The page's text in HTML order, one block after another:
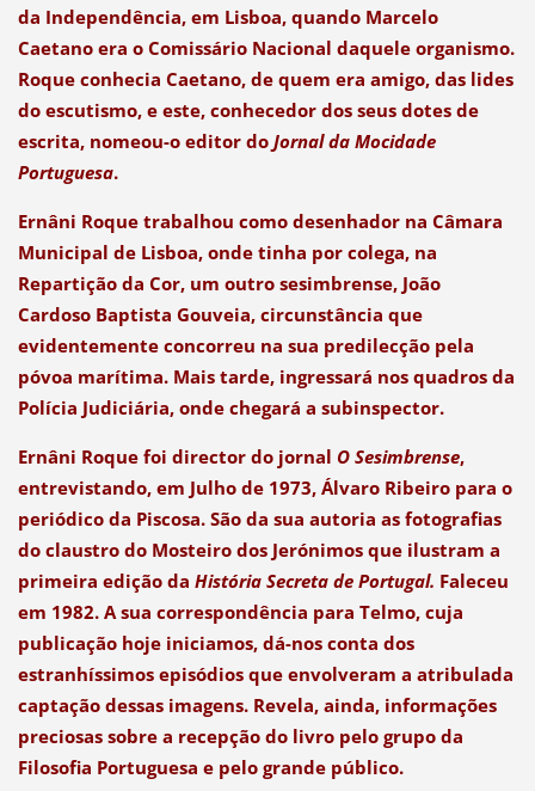
da Independência, em Lisboa, quando Marcelo
Caetano era o Comissário Nacional daquele organismo.
Roque conhecia Caetano, de quem era amigo, das lides
do escutismo, e este, conhecedor dos seus dotes de
escrita, nomeou-o editor do Jornal da Mocidade
Portuguesa.
Ernâni Roque trabalhou como desenhador na Câmara
Municipal de Lisboa, onde tinha por colega, na
Repartição da Cor, um outro sesimbrense, João
Cardoso Baptista Gouveia, circunstância que
evidentemente concorreu na sua predilecção pela
póvoa marítima. Mais tarde, ingressará nos quadros da
Polícia Judiciária, onde chegará a subinspector.
Ernâni Roque foi director do jornal O Sesimbrense,
entrevistando, em Julho de 1973, Álvaro Ribeiro para o
periódico da Piscosa. São da sua autoria as fotografias
do claustro do Mosteiro dos Jerónimos que ilustram a
primeira edição da História Secreta de Portugal. Faleceu
em 1982. A sua correspondência para Telmo, cuja
publicação hoje iniciamos, dá-nos conta dos
estranhíssimos episódios que envolveram a atribulada
captação dessas imagens. Revela, ainda, informações
preciosas sobre a recepção do livro pelo grupo da
Filosofia Portuguesa e pelo grande público.